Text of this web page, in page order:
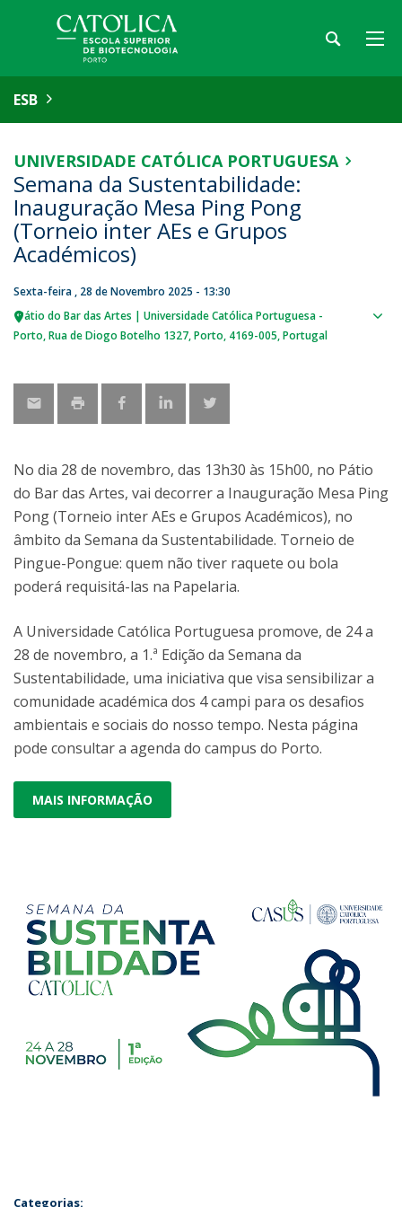
ESB
UNIVERSIDADE CATÓLICA PORTUGUESA
Semana da Sustentabilidade:
Inauguração Mesa Ping Pong
(Torneio inter AEs e Grupos
Académicos)
Sexta-feira , 28 de Novembro 2025 - 13:30
Pátio do Bar das Artes | Universidade Católica Portuguesa -
Porto Rua de Diogo Botelho 1327 Porto 4169-005 Portugal
No dia 28 de novembro, das 13h30 às 15h00, no Pátio
do Bar das Artes, vai decorrer a Inauguração Mesa Ping
Pong (Torneio inter AEs e Grupos Académicos), no
âmbito da Semana da Sustentabilidade. Torneio de
Pingue-Pongue: quem não tiver raquete ou bola
poderá requisitá-las na Papelaria.
A Universidade Católica Portuguesa promove, de 24 a
28 de novembro, a 1.ª Edição da Semana da
Sustentabilidade, uma iniciativa que visa sensibilizar a
comunidade académica dos 4 campi para os desafios
ambientais e sociais do nosso tempo. Nesta página
pode consultar a agenda do campus do Porto.
MAIS INFORMAÇÃO
Categorias: